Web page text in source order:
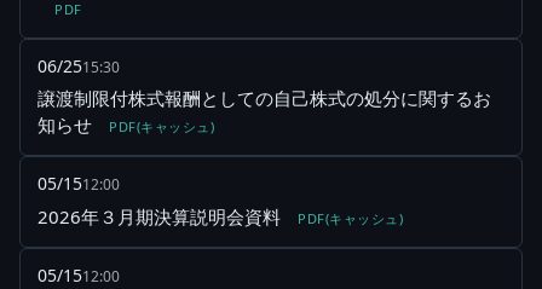
PDF
06/2515:30
譲渡制限付株式報酬としての自己株式の処分に関するお
知らせ
PDF(キャッシュ)
05/1512:00
2026年３月期決算説明会資料 PDF(キャッシュ)
05/1512:00